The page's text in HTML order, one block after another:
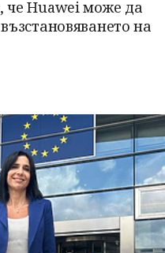
че Huawei може да
на